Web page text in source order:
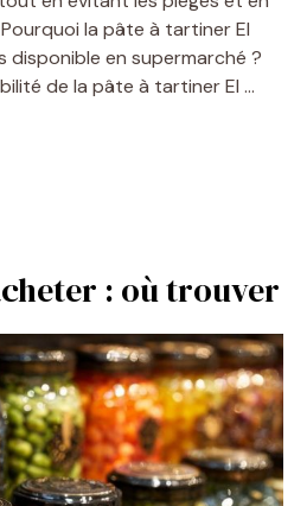
la pâte à tartiner El
disponible en supermarché ?
de la pâte à tartiner El …
: où trouver